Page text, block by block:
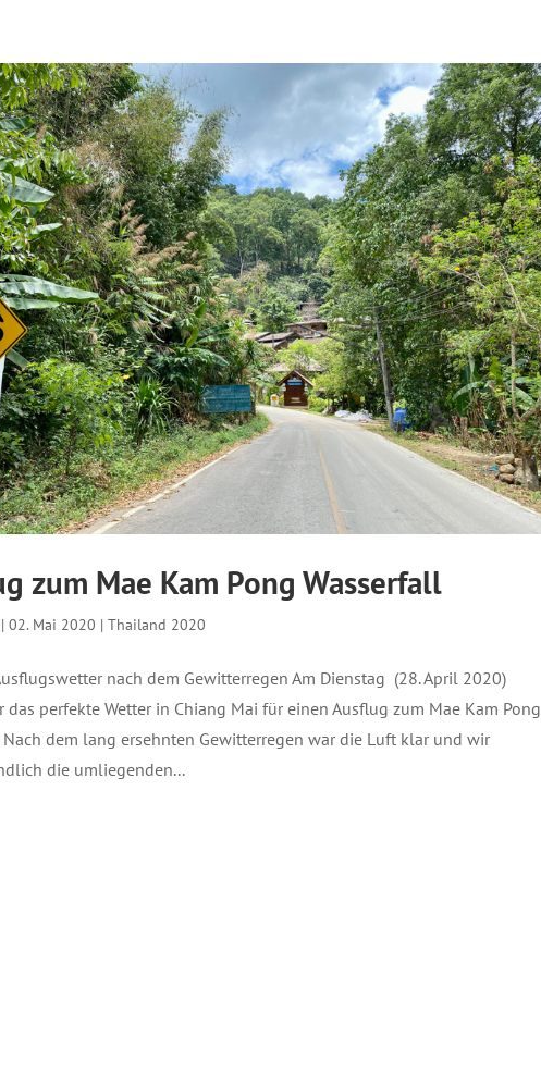
zum Mae Kam Pong Wasserfall
| 02. Mai 2020 | Thailand 2020
nach dem Gewitterregen Am Dienstag (28. April 2020)
das perfekte Wetter in Chiang Mai für einen Ausflug zum Mae Kam Pong
Nach dem lang ersehnten Gewitterregen war die Luft klar und wir
die umliegenden...